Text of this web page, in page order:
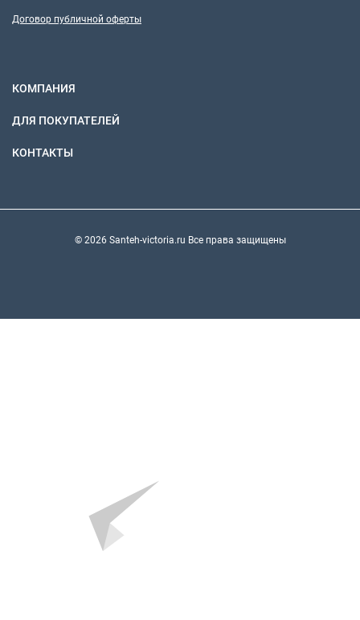
Договор публичной оферты
КОМПАНИЯ
ДЛЯ ПОКУПАТЕЛЕЙ
КОНТАКТЫ
© 2026 Santeh-victoria.ru Все права защищены